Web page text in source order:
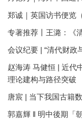
郑诚｜英国访书便览
专著推荐丨王潞：《
会议纪要 | “清代财政
赵海涛 马健恒 | 近代
理论建构与路径突破
唐宸 | 当下我国古籍
郭嘉輝 ‖ 明中後期